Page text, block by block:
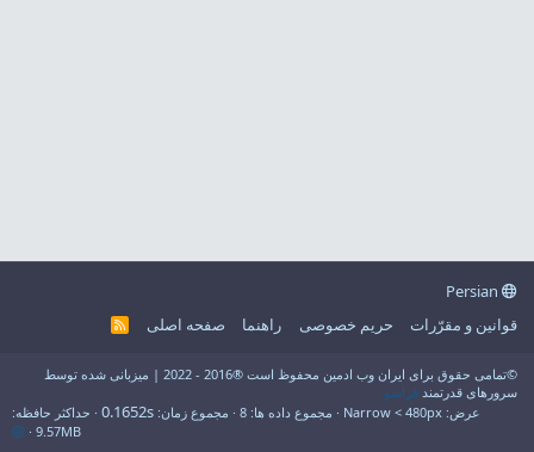
قوانین و مقرّرات
حریم خصوصی راهنما صفحه اصلی
R
©تمامی حقوق برای ایران وب ادمین محفوظ است ®2016 - 2022 | میزبانی شده توسط
سرورهای قدرتمند فراسو
عرض
مجموع داده ها 8 مجموع زمان 0.1652s
حداکثر حافظه
9.57MB